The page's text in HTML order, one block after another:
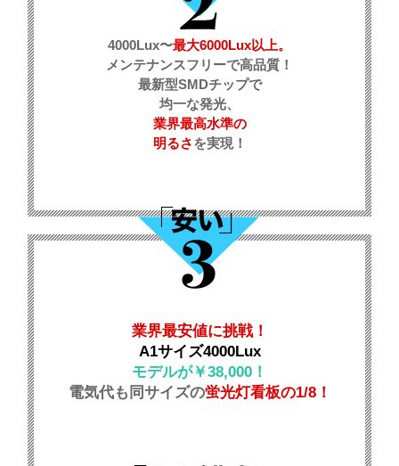
4000Lux〜最大6000Lux以上。
メンテナンスフリーで高品質！
最新型SMDチップで
均一な発光、
業界最高水準の
明るさを実現！
業界最安値に挑戦！
A1サイズ4000Lux
モデルが￥38,000！
電気代も同サイズの蛍光灯看板の1/8！